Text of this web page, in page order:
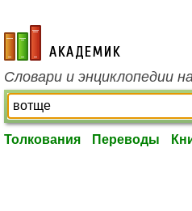
academic.ru
Словари и энциклопедии
Толкования Переводы